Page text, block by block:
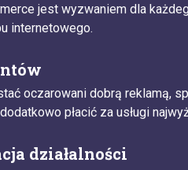
jest wyzwaniem dla
internetowego.
oczarowani dobrą reklamą,
płacić za usługi
działalności